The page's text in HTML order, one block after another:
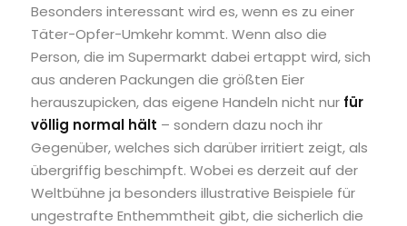
Besonders interessant wird es, wenn es zu einer
Täter-Opfer-Umkehr kommt. Wenn also die
Person, die im Supermarkt dabei ertappt wird, sich
aus anderen Packungen die größten Eier
herauszupicken, das eigene Handeln nicht nur für
völlig normal hält – sondern dazu noch ihr
Gegenüber, welches sich darüber irritiert zeigt, als
übergriffig beschimpft. Wobei es derzeit auf der
Weltbühne ja besonders illustrative Beispiele für
ungestrafte Enthemmtheit gibt, die sicherlich die